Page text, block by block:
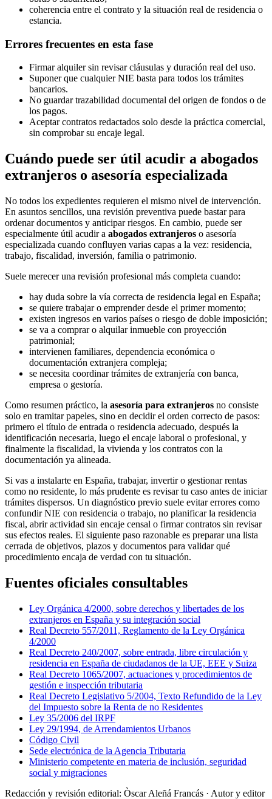
coherencia entre el contrato y la situación real de residencia o
estancia.
Errores frecuentes en esta fase
Firmar alquiler sin revisar cláusulas y duración real del uso.
Suponer que cualquier NIE basta para todos los trámites
bancarios.
No guardar trazabilidad documental del origen de fondos o de
los pagos.
Aceptar contratos redactados solo desde la práctica comercial,
sin comprobar su encaje legal.
Cuándo puede ser útil acudir a abogados
extranjeros o asesoría especializada
No todos los expedientes requieren el mismo nivel de intervención.
En asuntos sencillos, una revisión preventiva puede bastar para
ordenar documentos y anticipar riesgos. En cambio, puede ser
especialmente útil acudir a abogados extranjeros o asesoría
especializada cuando confluyen varias capas a la vez: residencia,
trabajo, fiscalidad, inversión, familia o patrimonio.
Suele merecer una revisión profesional más completa cuando:
hay duda sobre la vía correcta de residencia legal en España;
se quiere trabajar o emprender desde el primer momento;
existen ingresos en varios países o riesgo de doble imposición;
se va a comprar o alquilar inmueble con proyección
patrimonial;
intervienen familiares, dependencia económica o
documentación extranjera compleja;
se necesita coordinar trámites de extranjería con banca,
empresa o gestoría.
Como resumen práctico, la asesoría para extranjeros no consiste
solo en tramitar papeles, sino en decidir el orden correcto de pasos:
primero el título de entrada o residencia adecuado, después la
identificación necesaria, luego el encaje laboral o profesional, y
finalmente la fiscalidad, la vivienda y los contratos con la
documentación ya alineada.
Si vas a instalarte en España, trabajar, invertir o gestionar rentas
como no residente, lo más prudente es revisar tu caso antes de iniciar
trámites dispersos. Un diagnóstico previo suele evitar errores como
confundir NIE con residencia o trabajo, no planificar la residencia
fiscal, abrir actividad sin encaje censal o firmar contratos sin revisar
sus efectos reales. El siguiente paso razonable es preparar una lista
cerrada de objetivos, plazos y documentos para validar qué
procedimiento encaja de verdad con tu situación.
Fuentes oficiales consultables
Ley Orgánica 4/2000, sobre derechos y libertades de los
extranjeros en España y su integración social
Real Decreto 557/2011, Reglamento de la Ley Orgánica
4/2000
Real Decreto 240/2007, sobre entrada, libre circulación y
residencia en España de ciudadanos de la UE, EEE y Suiza
Real Decreto 1065/2007, actuaciones y procedimientos de
gestión e inspección tributaria
Real Decreto Legislativo 5/2004, Texto Refundido de la Ley
del Impuesto sobre la Renta de no Residentes
Ley 35/2006 del IRPF
Ley 29/1994, de Arrendamientos Urbanos
Código Civil
Sede electrónica de la Agencia Tributaria
Ministerio competente en materia de inclusión, seguridad
social y migraciones
Redacción y revisión editorial: Òscar Aleñá Francás · Autor y editor